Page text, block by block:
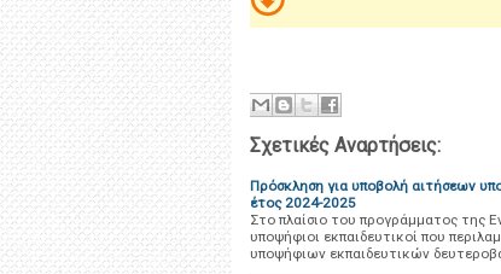
Σχετικές Αναρτήσεις:
Πρόσκληση για υποβολή αιτήσεων
έτος 2024-2025
Στο πλαίσιο του προγράμματος της
υποψήφιοι εκπαιδευτικοί που
υποψήφιων εκπαιδευτικών